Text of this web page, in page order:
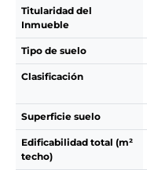
Titularidad del
Inmueble
Tipo de suelo
Clasificación
Superficie suelo
Edificabilidad total (m²
techo)